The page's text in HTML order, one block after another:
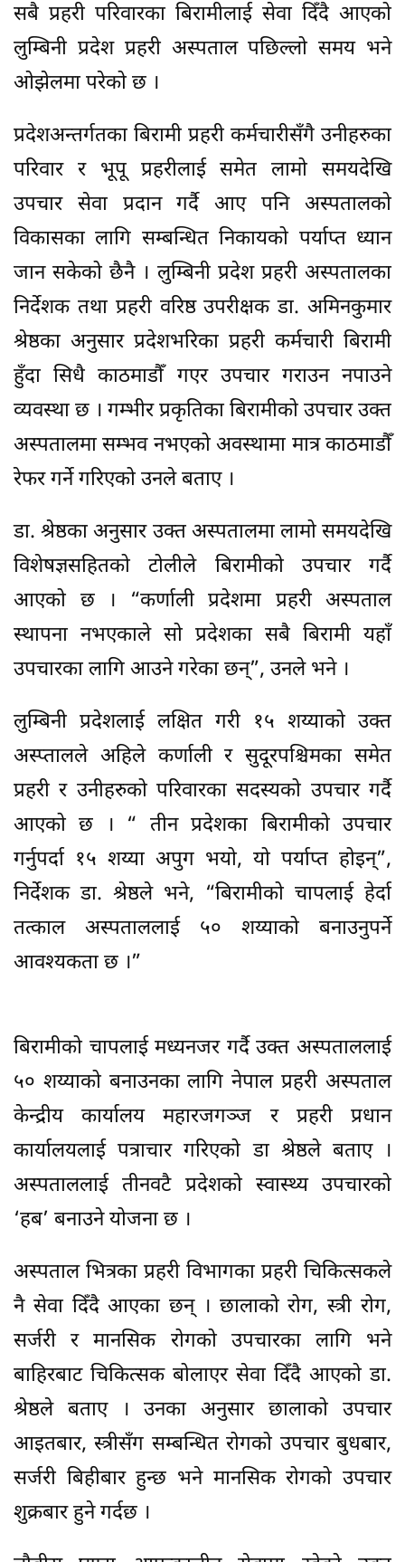
सबै प्रहरी परिवारका बिरामीलाई सेवा दिँदै आएको
लुम्बिनी प्रदेश प्रहरी अस्पताल पछिल्लो समय भने
ओझेलमा परेको छ ।
प्रदेशअन्तर्गतका बिरामी प्रहरी कर्मचारीसँगै उनीहरुका
परिवार र भूपू प्रहरीलाई समेत लामो समयदेखि
उपचार सेवा प्रदान गर्दै आए पनि अस्पतालको
विकासका लागि सम्बन्धित निकायको पर्याप्त ध्यान
जान सकेको छैनै । लुम्बिनी प्रदेश प्रहरी अस्पतालका
निर्देशक तथा प्रहरी वरिष्ठ उपरीक्षक डा. अमिनकुमार
श्रेष्ठका अनुसार प्रदेशभरिका प्रहरी कर्मचारी बिरामी
हुँदा सिधै काठमाडौँ गएर उपचार गराउन नपाउने
व्यवस्था छ । गम्भीर प्रकृतिका बिरामीको उपचार उक्त
अस्पतालमा सम्भव नभएको अवस्थामा मात्र काठमाडौँ
रेफर गर्ने गरिएको उनले बताए ।
डा. श्रेष्ठका अनुसार उक्त अस्पतालमा लामो समयदेखि
विशेषज्ञसहितको टोलीले बिरामीको उपचार गर्दै
आएको छ । “कर्णाली प्रदेशमा प्रहरी अस्पताल
स्थापना नभएकाले सो प्रदेशका सबै बिरामी यहाँ
उपचारका लागि आउने गरेका छन्”, उनले भने ।
लुम्बिनी प्रदेशलाई लक्षित गरी १५ शय्याको उक्त
अस्प्तालले अहिले कर्णाली र सुदूरपश्चिमका समेत
प्रहरी र उनीहरुको परिवारका सदस्यको उपचार गर्दै
आएको छ । “ तीन प्रदेशका बिरामीको उपचार
गर्नुपर्दा १५ शय्या अपुग भयो, यो पर्याप्त होइन्”,
निर्देशक डा. श्रेष्ठले भने, “बिरामीको चापलाई हेर्दा
तत्काल अस्पताललाई ५० शय्याको बनाउनुपर्ने
आवश्यकता छ ।”
बिरामीको चापलाई मध्यनजर गर्दै उक्त अस्पताललाई
५० शय्याको बनाउनका लागि नेपाल प्रहरी अस्पताल
केन्द्रीय कार्यालय महारजगञ्ज र प्रहरी प्रधान
कार्यालयलाई पत्राचार गरिएको डा श्रेष्ठले बताए ।
अस्पताललाई तीनवटै प्रदेशको स्वास्थ्य उपचारको
‘हब’ बनाउने योजना छ ।
अस्पताल भित्रका प्रहरी विभागका प्रहरी चिकित्सकले
नै सेवा दिँदै आएका छन् । छालाको रोग, स्त्री रोग,
सर्जरी र मानसिक रोगको उपचारका लागि भने
बाहिरबाट चिकित्सक बोलाएर सेवा दिँदै आएको डा.
श्रेष्ठले बताए । उनका अनुसार छालाको उपचार
आइतबार, स्त्रीसँग सम्बन्धित रोगको उपचार बुधबार,
सर्जरी बिहीबार हुन्छ भने मानसिक रोगको उपचार
शुक्रबार हुने गर्दछ ।